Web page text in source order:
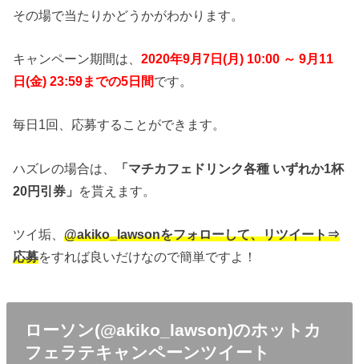
その場で当たりかどうかがわかります。
キャンペーン期間は、2020年9月7日(月) 10:00 ～ 9月11
日(金) 23:59までの5日間です。
毎日1回、応募することができます。
ハズレの場合は、
「マチカフェドリンク各種 いずれか1杯
20円引券」 を貰えます。
ツイ垢、@akiko_lawsonをフォローして、リツイート⇒
応募をすれば良いだけなので簡単ですよ！
ローソン(@akiko_lawson)のホットカ
フェラテキャンペーンツイート